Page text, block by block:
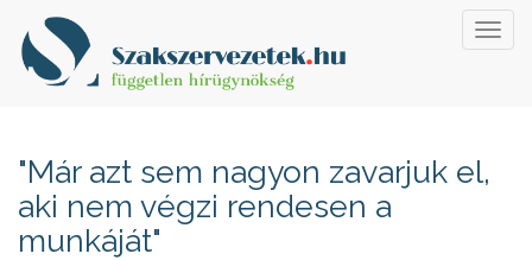
"Már azt sem nagyon zavarjuk el,
aki nem végzi rendesen a
munkáját"